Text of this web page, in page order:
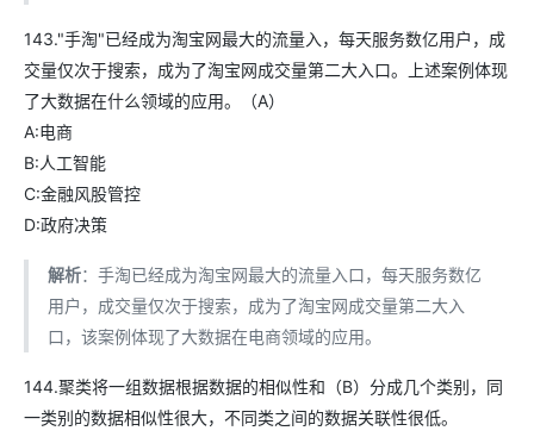
143."手淘"已经成为淘宝网最大的流量入，每天服务数亿用户，成
交量仅次于搜索，成为了淘宝网成交量第二大入口。上述案例体现
了大数据在什么领域的应用。（A）
A:电商
B:人工智能
C:金融风股管控
D:政府决策
解析：手淘已经成为淘宝网最大的流量入口，每天服务数亿
用户，成交量仅次于搜索，成为了淘宝网成交量第二大入
口，该案例体现了大数据在电商领域的应用。
144.聚类将一组数据根据数据的相似性和（B）分成几个类别，同
一类别的数据相似性很大，不同类之间的数据关联性很低。